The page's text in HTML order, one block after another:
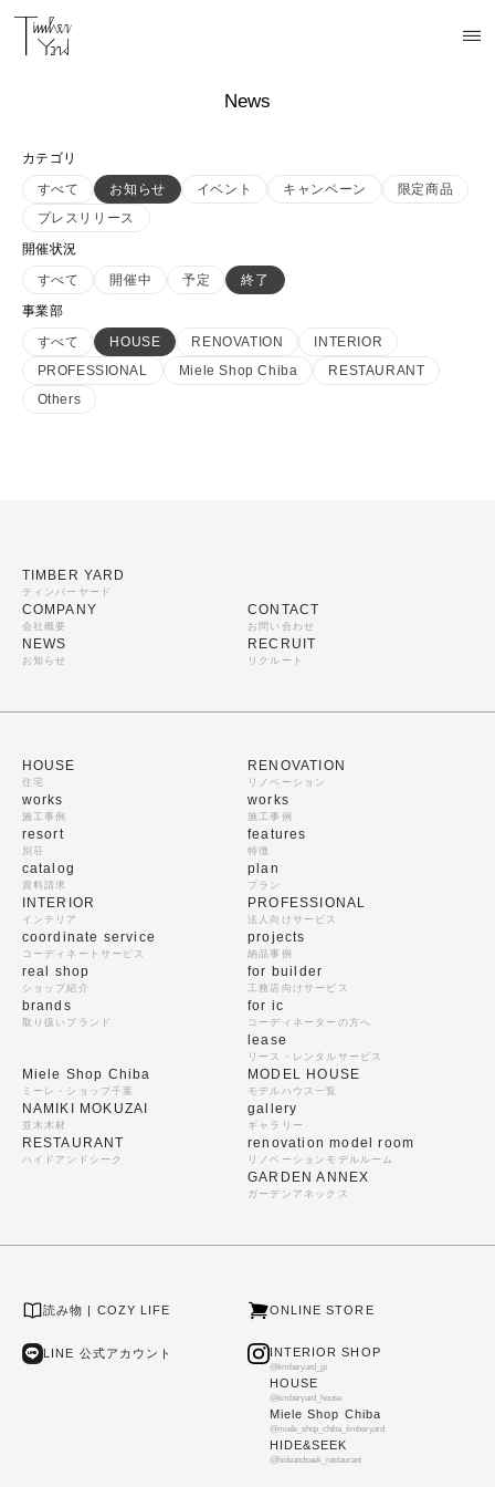
News
カテゴリ
すべて
お知らせ イベント キャンペーン
限定商品
プレスリリース
開催状況
すべて
開催中 予定
終了
事業部
すべて
HOUSE RENOVATION
INTERIOR
PROFESSIONAL
Miele Shop Chiba
RESTAURANT
Others
TIMBER YARD
ティンバーヤード
COMPANY
会社概要
NEWS
お知らせ
CONTACT
お問い合わせ
RECRUIT
リクルート
HOUSE
住宅
works
施工事例
resort
別荘
catalog
資料請求
RENOVATION
リノベーション
works
施工事例
features
特徴
plan
プラン
INTERIOR
インテリア
coordinate service
コーディネートサービス
real shop
ショップ紹介
brands
取り扱いブランド
PROFESSIONAL
法人向けサービス
projects
納品事例
for builder
工務店向けサービス
for ic
コーディネーターの方へ
lease
リース・レンタルサービス
Miele Shop Chiba
ミーレ・ショップ千葉
NAMIKI MOKUZAI
並木木材
RESTAURANT
ハイドアンドシーク
MODEL HOUSE
モデルハウス一覧
gallery
ギャラリー
renovation model room
リノベーションモデルルーム
GARDEN ANNEX
ガーデンアネックス
読み物 | COZY LIFE ONLINE STORE
LINE 公式アカウント INTERIOR SHOP
@timberyard_jp
HOUSE
@timberyard_house
Miele Shop Chiba
@miele_shop_chiba_timberyard
HIDE&SEEK
@hideandseek_restaurant